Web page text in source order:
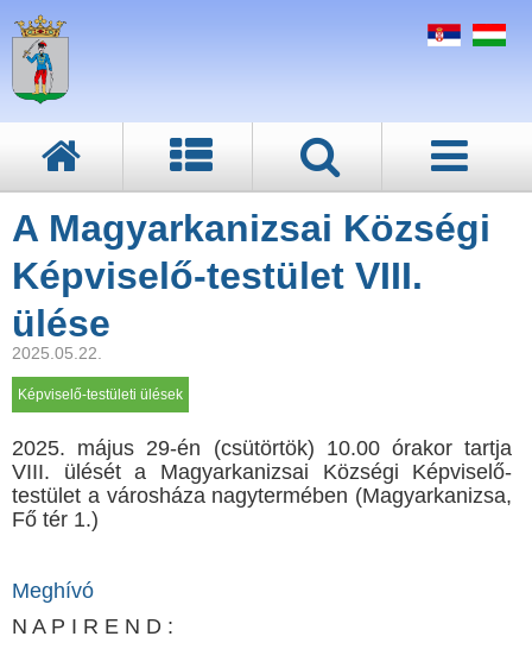
A Magyarkanizsai Községi
Képviselő-testület VIII.
ülése
2025.05.22.
Képviselő-testületi ülések
2025. május 29-én (csütörtök) 10.00 órakor tartja
VIII. ülését a Magyarkanizsai Községi Képviselő-
testület a városháza nagytermében (Magyarkanizsa,
Fő tér 1.)
Meghívó
N A P I R E N D :